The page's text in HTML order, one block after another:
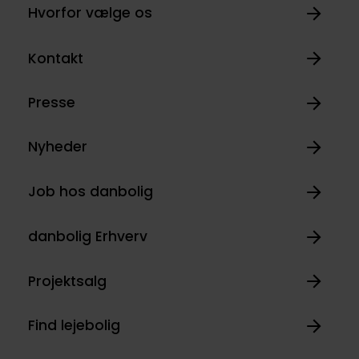
Hvorfor vælge os
Kontakt
Presse
Nyheder
Job hos danbolig
danbolig Erhverv
Projektsalg
Find lejebolig